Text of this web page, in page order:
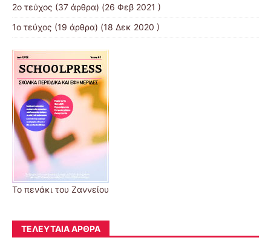
2o τεύχος (37 άρθρα) (26 Φεβ 2021 )
1ο τεύχος (19 άρθρα) (18 Δεκ 2020 )
Το πενάκι του Ζαννείου
ΤΕΛΕΥΤΑΊΑ ΆΡΘΡΑ